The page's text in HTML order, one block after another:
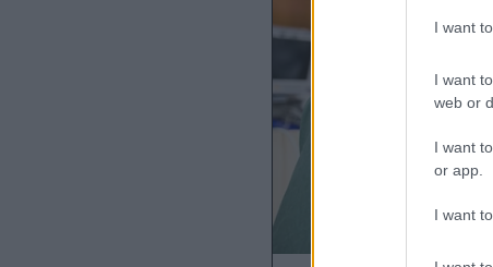
I want
I want
web or
I want
or app.
I want